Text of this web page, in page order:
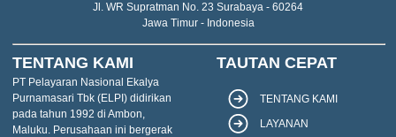
Jl. WR Supratman No. 23 Surabaya - 60264
Jawa Timur - Indonesia
TENTANG KAMI
PT Pelayaran Nasional Ekalya
Purnamasari Tbk (ELPI) didirikan
pada tahun 1992 di Ambon,
Maluku. Perusahaan ini bergerak
TAUTAN CEPAT
TENTANG KAMI
LAYANAN